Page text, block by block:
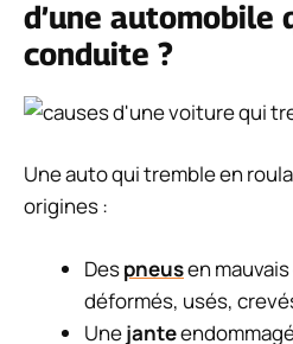
d’une automobile
conduite ?
Une auto qui tremble en
origines :
Despneusen
déformés, usés,
Unejante